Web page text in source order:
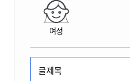
여성